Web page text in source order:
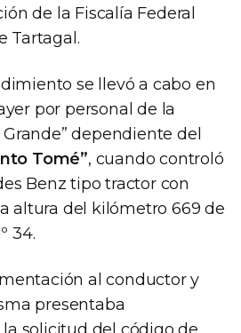
de la Fiscalía Federal
Tartagal.
se llevó a cabo en
por personal de la
dependiente del
Tomé”, cuando controló
Benz tipo tractor con
altura del kilómetro 669 de
34.
al conductor y
presentaba